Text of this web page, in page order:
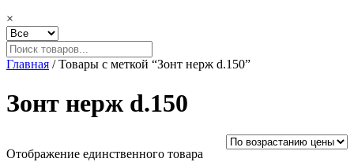
×
Главная / Товары с меткой “Зонт нерж d.150”
Зонт нерж d.150
Отображение единственного товара